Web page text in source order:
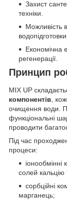
Захист
техніки.
Можливість
Економічна
регенерації.
Принцип
MIX UP
компонентів ,
очищення води.
функціональні
проводити
Під час
процеси:
солей кальцію
сорбційні
марганець;